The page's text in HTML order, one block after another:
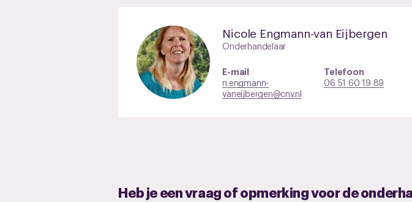
Nicole Engmann-van Eijbergen
Onderhandelaar
E-mail
n.engmann-
vaneijbergen@cnv.nl
Telefoon
06 51 60 19 89
Heb je een vraag of opmerking voor de